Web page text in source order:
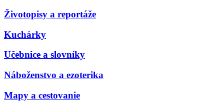
Životopisy a reportáže
Kuchárky
Učebnice a slovníky
Náboženstvo a ezoterika
Mapy a cestovanie